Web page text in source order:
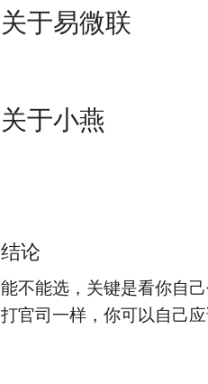
关于易微联
关于小燕
结论
能不能选，关键是看你自
打官司一样，你可以自己